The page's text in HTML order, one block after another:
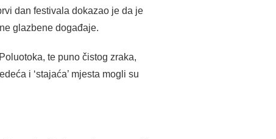
dan festivala dokazao je da je
glazbene događaje.
te puno čistog zraka,
i ‘stajaća’ mjesta mogli su